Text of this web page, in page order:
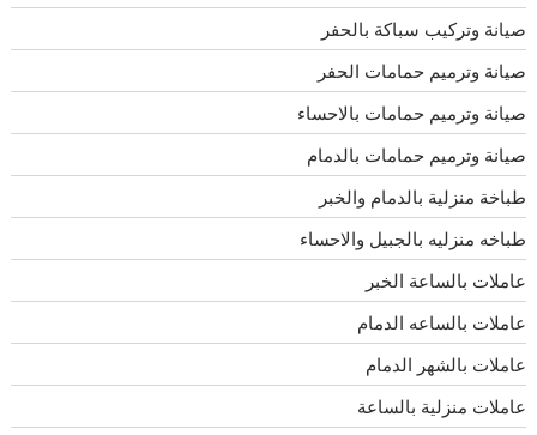
صيانة وتركيب سباكة بالحفر
صيانة وترميم حمامات الحفر
صيانة وترميم حمامات بالاحساء
صيانة وترميم حمامات بالدمام
طباخة منزلية بالدمام والخبر
طباخه منزليه بالجبيل والاحساء
عاملات بالساعة الخبر
عاملات بالساعه الدمام
عاملات بالشهر الدمام
عاملات منزلية بالساعة